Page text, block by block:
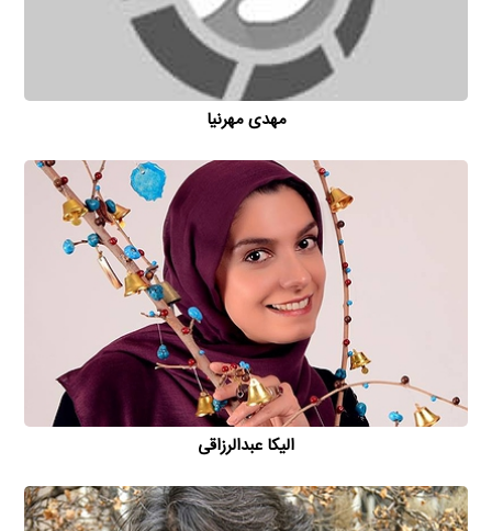
مهدی مهرنیا
الیکا عبدالرزاقی